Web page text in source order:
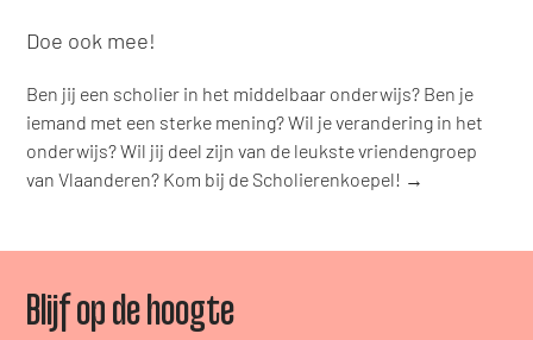
Doe ook mee!
Ben jij een scholier in het middelbaar onderwijs? Ben je
iemand met een sterke mening? Wil je verandering in het
onderwijs? Wil jij deel zijn van de leukste vriendengroep
van Vlaanderen? Kom bij de Scholierenkoepel! →
Blijf op de hoogte